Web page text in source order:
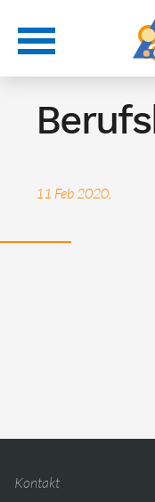
Termin für Schüler &
11 Feb 2020,
Kontakt